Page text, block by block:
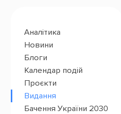
Аналітика
Новини
Блоги
Календар подій
Проєкти
Видання
Бачення України 2030